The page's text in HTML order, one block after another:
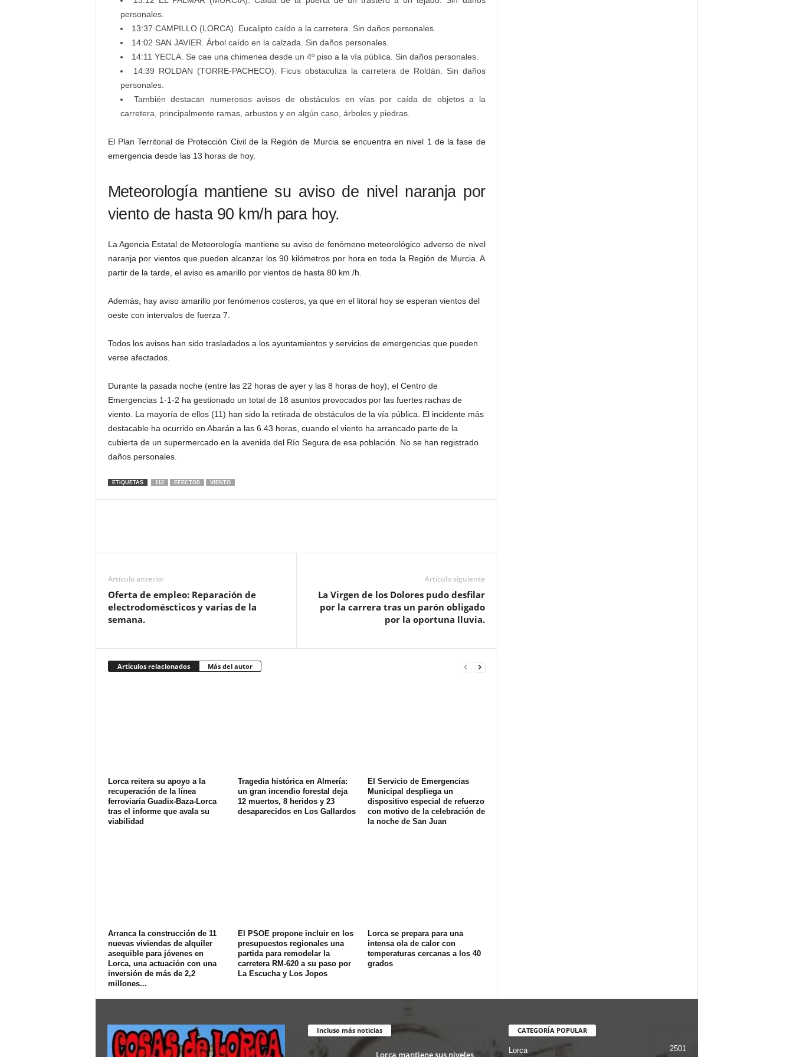
personales.
13:37 CAMPILLO (LORCA). Eucalipto caído a la carretera. Sin daños personales.
14:02 SAN JAVIER. Árbol caído en la calzada. Sin daños personales.
14:11 YECLA. Se cae una chimenea desde un 4º piso a la vía pública. Sin daños personales.
14:39 ROLDAN (TORRE-PACHECO). Ficus obstaculiza la carretera de Roldán. Sin daños
personales.
También destacan numerosos avisos de obstáculos en vías por caída de objetos a la
carretera, principalmente ramas, arbustos y en algún caso, árboles y piedras.
El Plan Territorial de Protección Civil de la Región de Murcia se encuentra en nivel 1 de la fase de
emergencia desde las 13 horas de hoy.
Meteorología mantiene su aviso de nivel naranja por
viento de hasta 90 km/h para hoy.
La Agencia Estatal de Meteorología mantiene su aviso de fenómeno meteorológico adverso de nivel
naranja por vientos que pueden alcanzar los 90 kilómetros por hora en toda la Región de Murcia. A
partir de la tarde, el aviso es amarillo por vientos de hasta 80 km./h.
Además, hay aviso amarillo por fenómenos costeros, ya que en el litoral hoy se esperan vientos del
oeste con intervalos de fuerza 7.
Todos los avisos han sido trasladados a los ayuntamientos y servicios de emergencias que pueden
verse afectados.
Durante la pasada noche (entre las 22 horas de ayer y las 8 horas de hoy), el Centro de
Emergencias 1-1-2 ha gestionado un total de 18 asuntos provocados por las fuertes rachas de
viento. La mayoría de ellos (11) han sido la retirada de obstáculos de la vía pública. El incidente más
destacable ha ocurrido en Abarán a las 6.43 horas, cuando el viento ha arrancado parte de la
cubierta de un supermercado en la avenida del Río Segura de esa población. No se han registrado
daños personales.
ETIQUETAS 112 EFECTOS VIENTO
Artículo anterior
Oferta de empleo: Reparación de
electrodoméscticos y varias de la
semana.
Artículo siguiente
La Virgen de los Dolores pudo desfilar
por la carrera tras un parón obligado
por la oportuna lluvia.
Artículos relacionados Más del autor
Lorca reitera su apoyo a la
recuperación de la línea
ferroviaria Guadix-Baza-Lorca
tras el informe que avala su
viabilidad
Tragedia histórica en Almería:
un gran incendio forestal deja
12 muertos, 8 heridos y 23
desaparecidos en Los Gallardos
El Servicio de Emergencias
Municipal despliega un
dispositivo especial de refuerzo
con motivo de la celebración de
la noche de San Juan
Arranca la construcción de 11
nuevas viviendas de alquiler
asequible para jóvenes en
Lorca, una actuación con una
inversión de más de 2,2
millones...
El PSOE propone incluir en los
presupuestos regionales una
partida para remodelar la
carretera RM-620 a su paso por
La Escucha y Los Jopos
Lorca se prepara para una
intensa ola de calor con
temperaturas cercanas a los 40
grados
Incluso más noticias
Lorca mantiene sus niveles
CATEGORÍA POPULAR
Lorca 2501